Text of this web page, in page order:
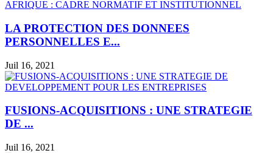
LA PROTECTION DES DONNEES
PERSONNELLES E...
Juil 16, 2021
FUSIONS-ACQUISITIONS : UNE STRATEGIE
DE ...
Juil 16, 2021